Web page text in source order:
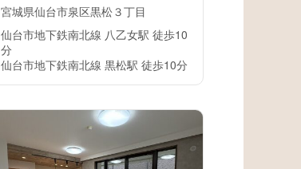
宮城県仙台市泉区黒松３丁目
仙台市地下鉄南北線 八乙女駅 徒歩10
分
仙台市地下鉄南北線 黒松駅 徒歩10分